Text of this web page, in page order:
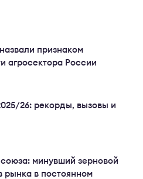
признаком
агросектора России
26: рекорды, вызовы и
минувший зерновой
рынка в постоянном